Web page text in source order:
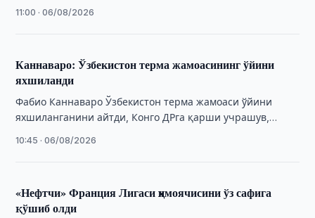
11:00 · 06/08/2026
Каннаваро: Ўзбекистон терма жамоасининг ўйини
яхшиланди
Фабио Каннаваро Ўзбекистон терма жамоаси ўйини
яхшиланганини айтди, Конго ДРга қарши учрашув,
10:45 · 06/08/2026
«Нефтчи» Франция Лигаси ҳимоячисини ўз сафига
қўшиб олди